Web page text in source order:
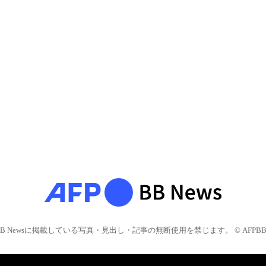
Newsに掲載している写真・見出し・記事の無断使用を禁じます。 © AFPBB